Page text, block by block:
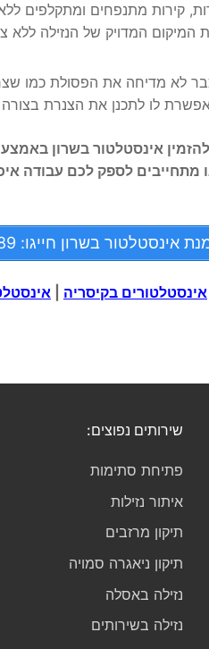
קירות מתנפחים ומתקלפים
המדויק של הנזילה ללא
לא מדיחה את הפסולת כמו
לו לתכנן את הצנרת
לספק לכם עבודה
אינסטלטור בשרון חייגו: 050-830-3889
אינסטלטורים בקיסריה
שירותים נפוצים:
פתיחת סתימות
איתור נזילות
תיקון מרזבים
תיקון ניאגרה סמויה
נזילה באסלה
נזילה בשירותים